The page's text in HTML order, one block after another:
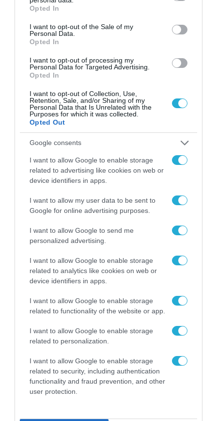
grant or deny consent to Google and its third-party tags to
use your data for below specified purposes in below Google
consent section.
Opted In
I want to opt-out of the Sale of my
Personal Data.
Opted In
I want to opt-out of processing my
Personal Data for Targeted Advertising.
Opted In
I want to opt-out of Collection, Use,
Retention, Sale, and/or Sharing of my
Personal Data that Is Unrelated with the
Purposes for which it was collected.
Opted Out
Google consents
I want to allow Google to enable storage
related to advertising like cookies on web or
device identifiers in apps.
I want to allow my user data to be sent to
Google for online advertising purposes.
I want to allow Google to send me
personalized advertising.
I want to allow Google to enable storage
related to analytics like cookies on web or
device identifiers in apps.
I want to allow Google to enable storage
related to functionality of the website or app.
I want to allow Google to enable storage
related to personalization.
I want to allow Google to enable storage
related to security, including authentication
functionality and fraud prevention, and other
user protection.
ΒΡΑΒΕΥΣΕΙΣ
Προεδρικό Μέγαρο μετά τη διάκριση στο
Gen-E 2026